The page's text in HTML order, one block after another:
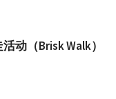
动（Brisk Walk）